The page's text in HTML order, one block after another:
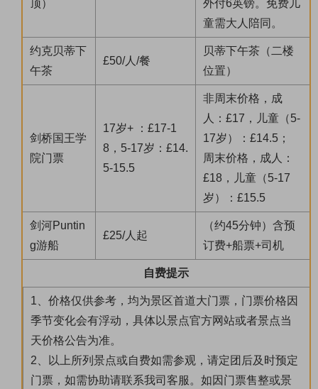
顶）
外付6英镑。免费儿
童需大人陪同。
约克贝蒂下
午茶
£50/人/餐
贝蒂下午茶（二楼
位置）
剑桥国王学
院门票
17岁+ ：£17-1
8，5-17岁：£14.
5-15.5
非周末价格，成
人：£17，儿童（5-
17岁）：£14.5；
周末价格，成人：
£18，儿童（5-17
岁）：£15.5
剑河Puntin
g游船
£25/人起
（约45分钟）含预
订费+船票+司机
自费提示
1、价格仅供参考，均为景区首道大门票，门票价格因
季节变化会有浮动，具体以景点官方网站或者景点当
天价格公告为准。
2、以上所列景点或自费如需参观，请定团后及时预定
门票，如需协助请联系我司客服。如因门票售整或景